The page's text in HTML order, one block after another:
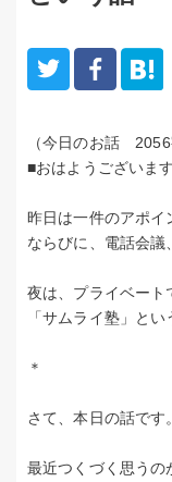
（今日のお話 2056
■おはようございま
昨日は一件のアポイ
ならびに、電話会議
夜は、プライベート
「サムライ塾」と
＊
さて、本日の話です。
最近つくづく思うの